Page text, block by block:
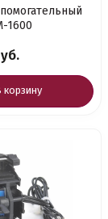
1600
корзину